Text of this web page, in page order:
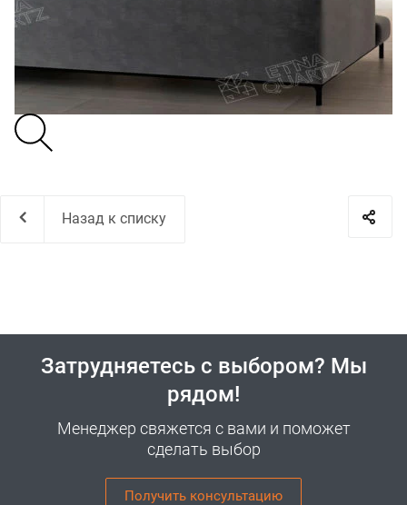
Назад к списку
Затрудняетесь с выбором? Мы
рядом!
Менеджер свяжется с вами и поможет
сделать выбор
Получить консультацию